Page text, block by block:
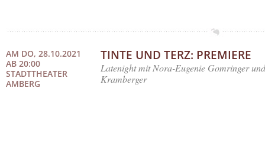
AM DO, 28.10.2021
AB 20:00
STADTTHEATER
AMBERG
TINTE UND TERZ: PREMIERE
Latenight mit Nora-Eugenie Gomringer
Kramberger